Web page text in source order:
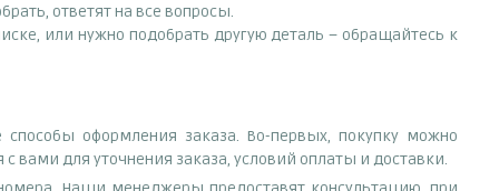
ответят на все вопросы.
или нужно подобрать другую деталь – обращайтесь к
оформления заказа. Во-первых, покупку можно
вами для уточнения заказа, условий оплаты и доставки.